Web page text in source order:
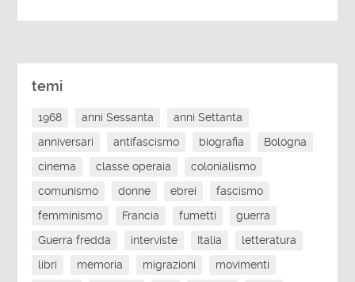
temi
1968 anni Sessanta
anni Settanta
anniversari
antifascismo biografia
Bologna
cinema
classe operaia
colonialismo
comunismo
donne ebrei
fascismo
femminismo
Francia fumetti
guerra
Guerra fredda
interviste Italia
letteratura
libri
memoria migrazioni
movimenti